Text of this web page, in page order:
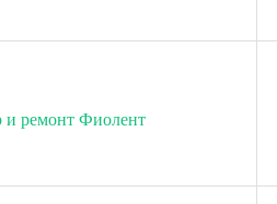
и ремонт Фиолент